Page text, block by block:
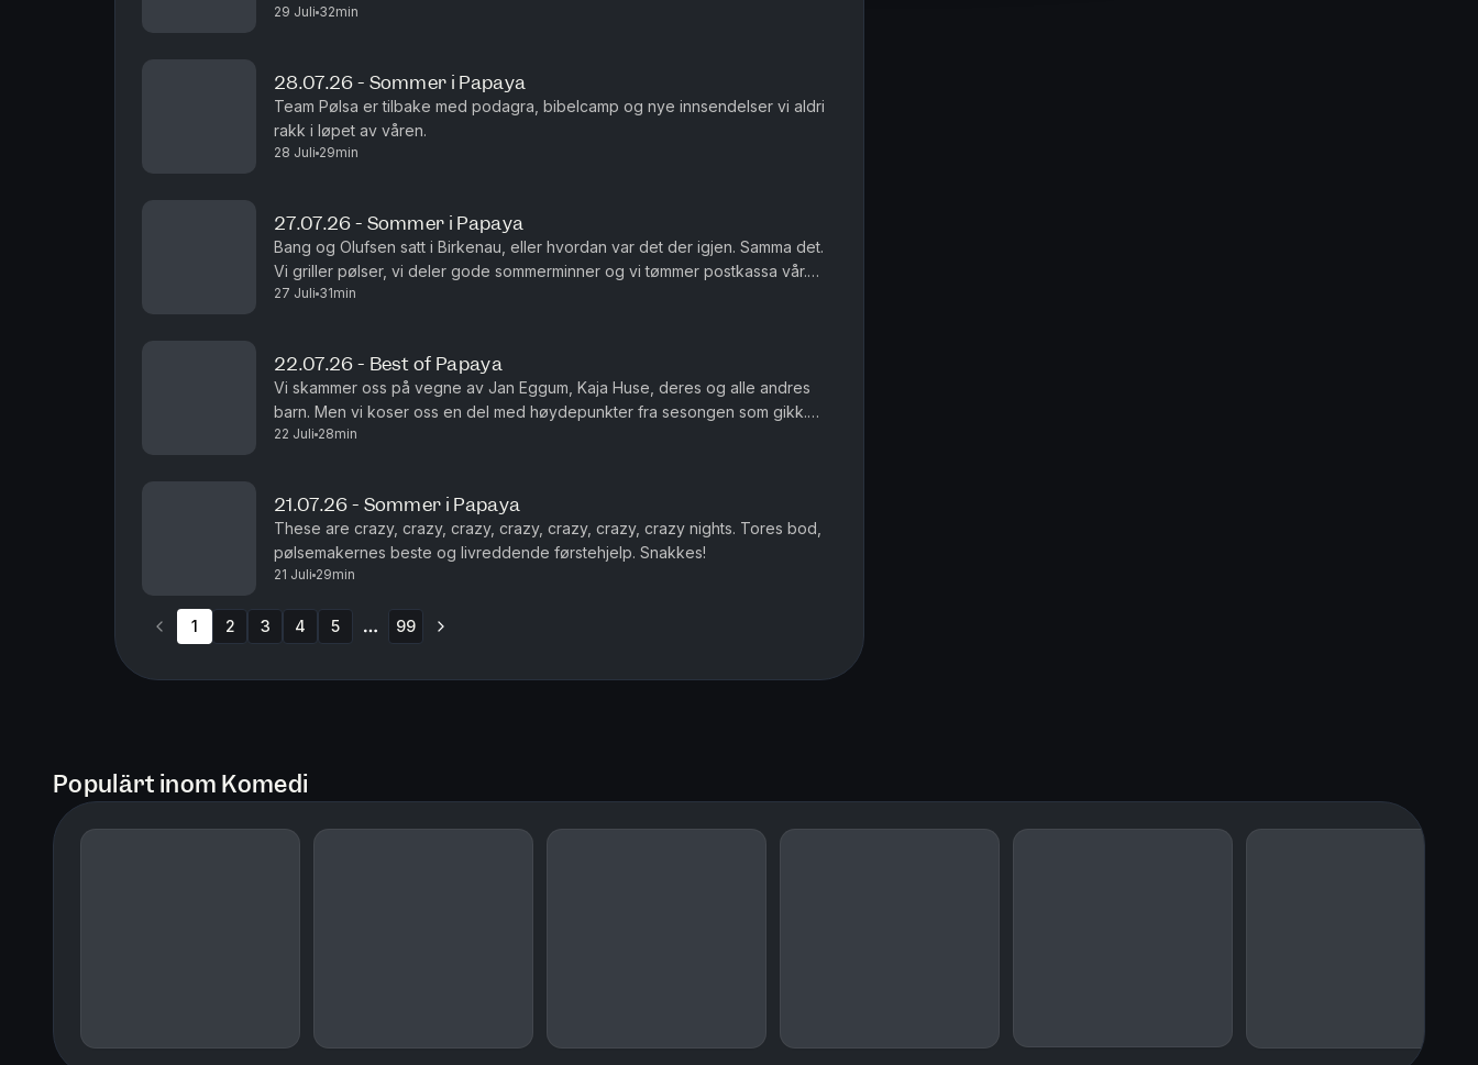
bekostnings-humor. Som vanlig. Dette en en liten ...
29 Juli 32min
28.07.26 - Sommer i Papaya
Team Pølsa er tilbake med podagra, bibelcamp og nye innsendelser vi aldri
rakk i løpet av våren.
28 Juli 29min
27.07.26 - Sommer i Papaya
Bang og Olufsen satt i Birkenau, eller hvordan var det der igjen. Samma det.
Vi griller pølser, vi deler gode sommerminner og vi tømmer postkassa vår.
Det er fint.
27 Juli 31min
22.07.26 - Best of Papaya
Vi skammer oss på vegne av Jan Eggum, Kaja Huse, deres og alle andres
barn. Men vi koser oss en del med høydepunkter fra sesongen som gikk.
Legendene Ole Soo og Shakademus Tandrevold dukker opp. HEI!
22 Juli 28min
21.07.26 - Sommer i Papaya
These are crazy, crazy, crazy, crazy, crazy, crazy, crazy nights. Tores bod,
pølsemakernes beste og livreddende førstehjelp. Snakkes!
21 Juli 29min
1 2 3 4 5 99
Populärt inom Komedi